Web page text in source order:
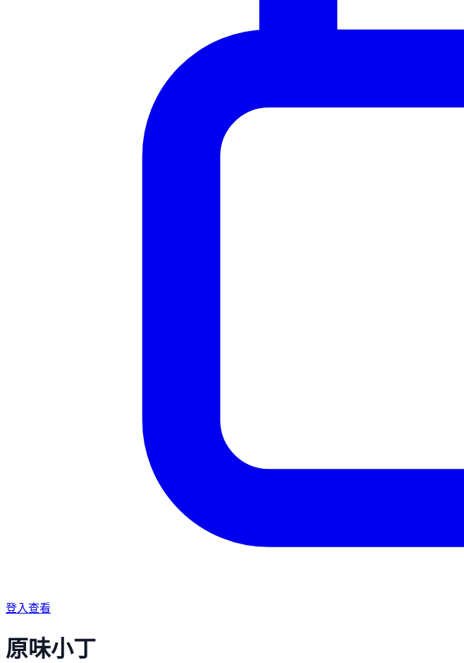
登入查看
原味小丁